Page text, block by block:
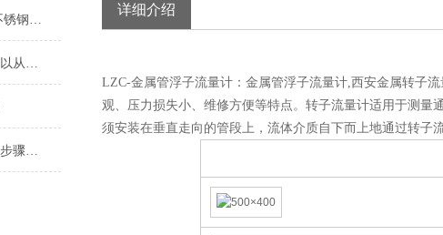
不锈钢压力表有哪些应用 不锈钢压力表的选择方法
鉴别耐磨热电偶的好坏，可以从这五个点入手
学会西安压力表校验器操作步骤，再也不用担心了
详细介绍
LZC-金属管浮子流量计：金属管浮子流量计,西安金属转子
观、压力损失小、维修方便等特点。转子流量计适用于测量
须安装在垂直走向的管段上，流体介质自下而上地通过转子流